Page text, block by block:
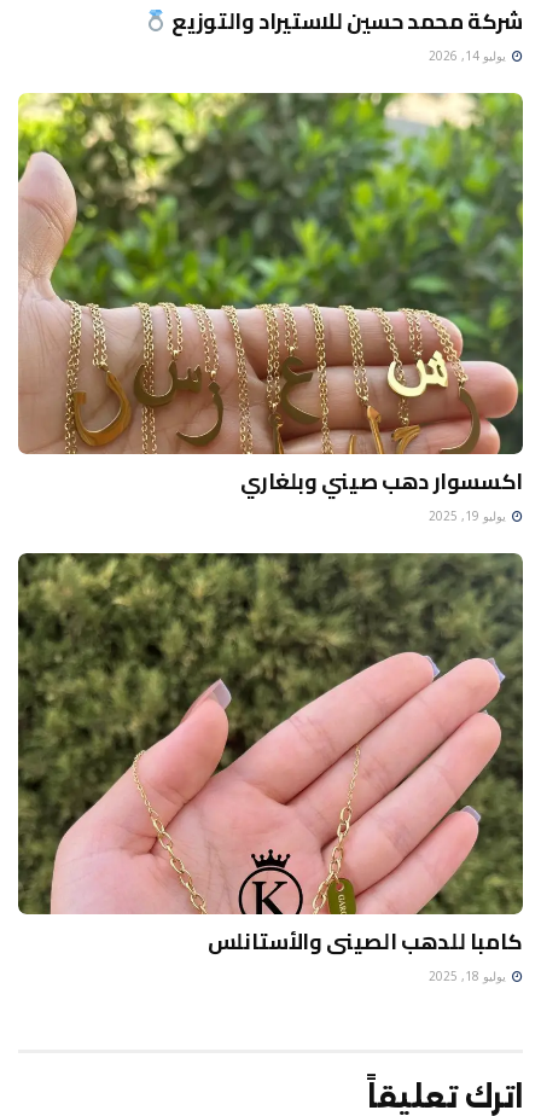
شركة محمد حسين للاستيراد والتوزيع
يوليو 14, 2026
اكسسوار دهب صيني وبلغاري
يوليو 19, 2025
كامبا للدهب الصينى والأستانلس
يوليو 18, 2025
اترك تعليقاً